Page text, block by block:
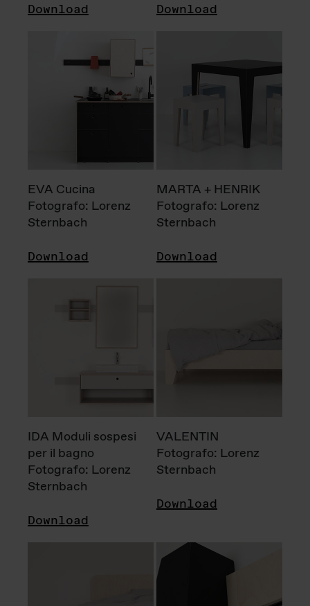
Download Download
EVA Cucina
Fotografo: Lorenz
Sternbach
Download
MARTA + HENRIK
Fotografo: Lorenz
Sternbach
Download
IDA Moduli sospesi
per il bagno
Fotografo: Lorenz
Sternbach
Download
VALENTIN
Fotografo: Lorenz
Sternbach
Download